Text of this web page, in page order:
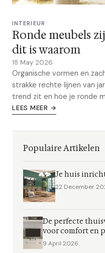
INTERIEUR
Ronde meubels
dit is waarom
18 May 2026
Organische vormen en
strakke rechte lijnen van
trend zit en hoe je ronde
LEES MEER →
Populaire Artikelen
Je huis
22 December
De perfecte
voor comfort en
9 April 2026